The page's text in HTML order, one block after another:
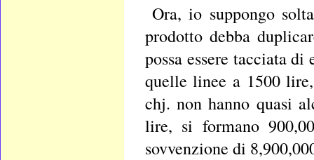
Ora, io suppongo
prodotto debba
possa essere tacciata
quelle linee a 1500
chj. non hanno quasi
lire, si formano
sovvenzione di